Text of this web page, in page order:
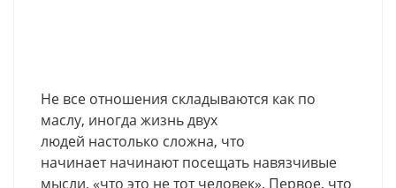
Не все отношения складываются как по
маслу, иногда жизнь двух
людей настолько сложна, что
начинает начинают посещать навязчивые
мысли, «что это не тот человек». Первое, что